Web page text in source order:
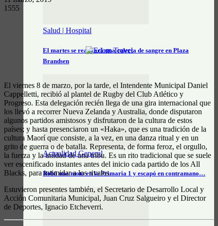
Salud | Hospital
El martes se realizará una colecta de sangre en Plaza
Brandsen
Actualidad General
Robó una moto en la Primaria 1 y escapó en contramano…
1555
El viernes 8 de marzo, por la tarde, el Intendente Municipal Daniel
Cappelletti, recibió al plantel de Rugby del Club Atlético y
Progreso. Esta delegación recién llega de una gira internacional que
los llevó a recorrer Nueva Zelanda y Australia, donde disputaron
algunos partidos amistosos y disfrutaron de la cultura de estos
países; y hasta presenciaron un «Haka», que es una tradición de la
cultura Maorí que consiste, a la vez, en una danza ritual y en un
grito de guerra o de batalla. Representa, de forma feroz, el orgullo,
la fuerza y la unidad de una tribu. Es un rito tradicional que se suele
ver escenificado instantes antes del inicio cada partido de los All
Blacks, para intimidar a los rivales.
Estuvieron presentes también, el Secretario de Desarrollo Local y
Acción Comunitaria Municipal, Juan Cruz Salgueiro y el Director
de Deportes, Ignacio Etcheverri.